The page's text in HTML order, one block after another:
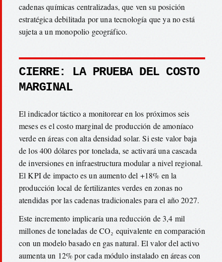
cadenas químicas centralizadas, que ven su posición
estratégica debilitada por una tecnología que ya no está
sujeta a un monopolio geográfico.
CIERRE: LA PRUEBA DEL COSTO
MARGINAL
El indicador táctico a monitorear en los próximos seis
meses es el costo marginal de producción de amoníaco
verde en áreas con alta densidad solar. Si este valor baja
de los 400 dólares por tonelada, se activará una cascada
de inversiones en infraestructura modular a nivel regional.
El KPI de impacto es un aumento del +18% en la
producción local de fertilizantes verdes en zonas no
atendidas por las cadenas tradicionales para el año 2027.
Este incremento implicaría una reducción de 3,4 mil
millones de toneladas de CO₂ equivalente en comparación
con un modelo basado en gas natural. El valor del activo
aumenta un 12% por cada módulo instalado en áreas con